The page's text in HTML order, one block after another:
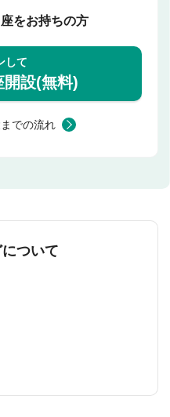
をお持ちの方
して
開設(無料)
での流れ
ついて